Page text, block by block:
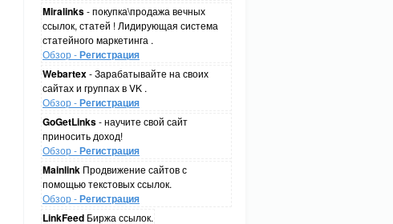
Miralinks- покупка\продажа вечных
ссылок, статей ! Лидирующая система
статейного маркетинга .
Обзор -Регистрация
Webartex- Зарабатывайте на своих
сайтах и группах в VK .
Обзор -Регистрация
GoGetLinks- научите свой сайт
приносить доход!
Обзор -Регистрация
Mainlink Продвижение сайтов с
помощью текстовых ссылок.
Обзор -Регистрация
LinkFeed Биржа ссылок.